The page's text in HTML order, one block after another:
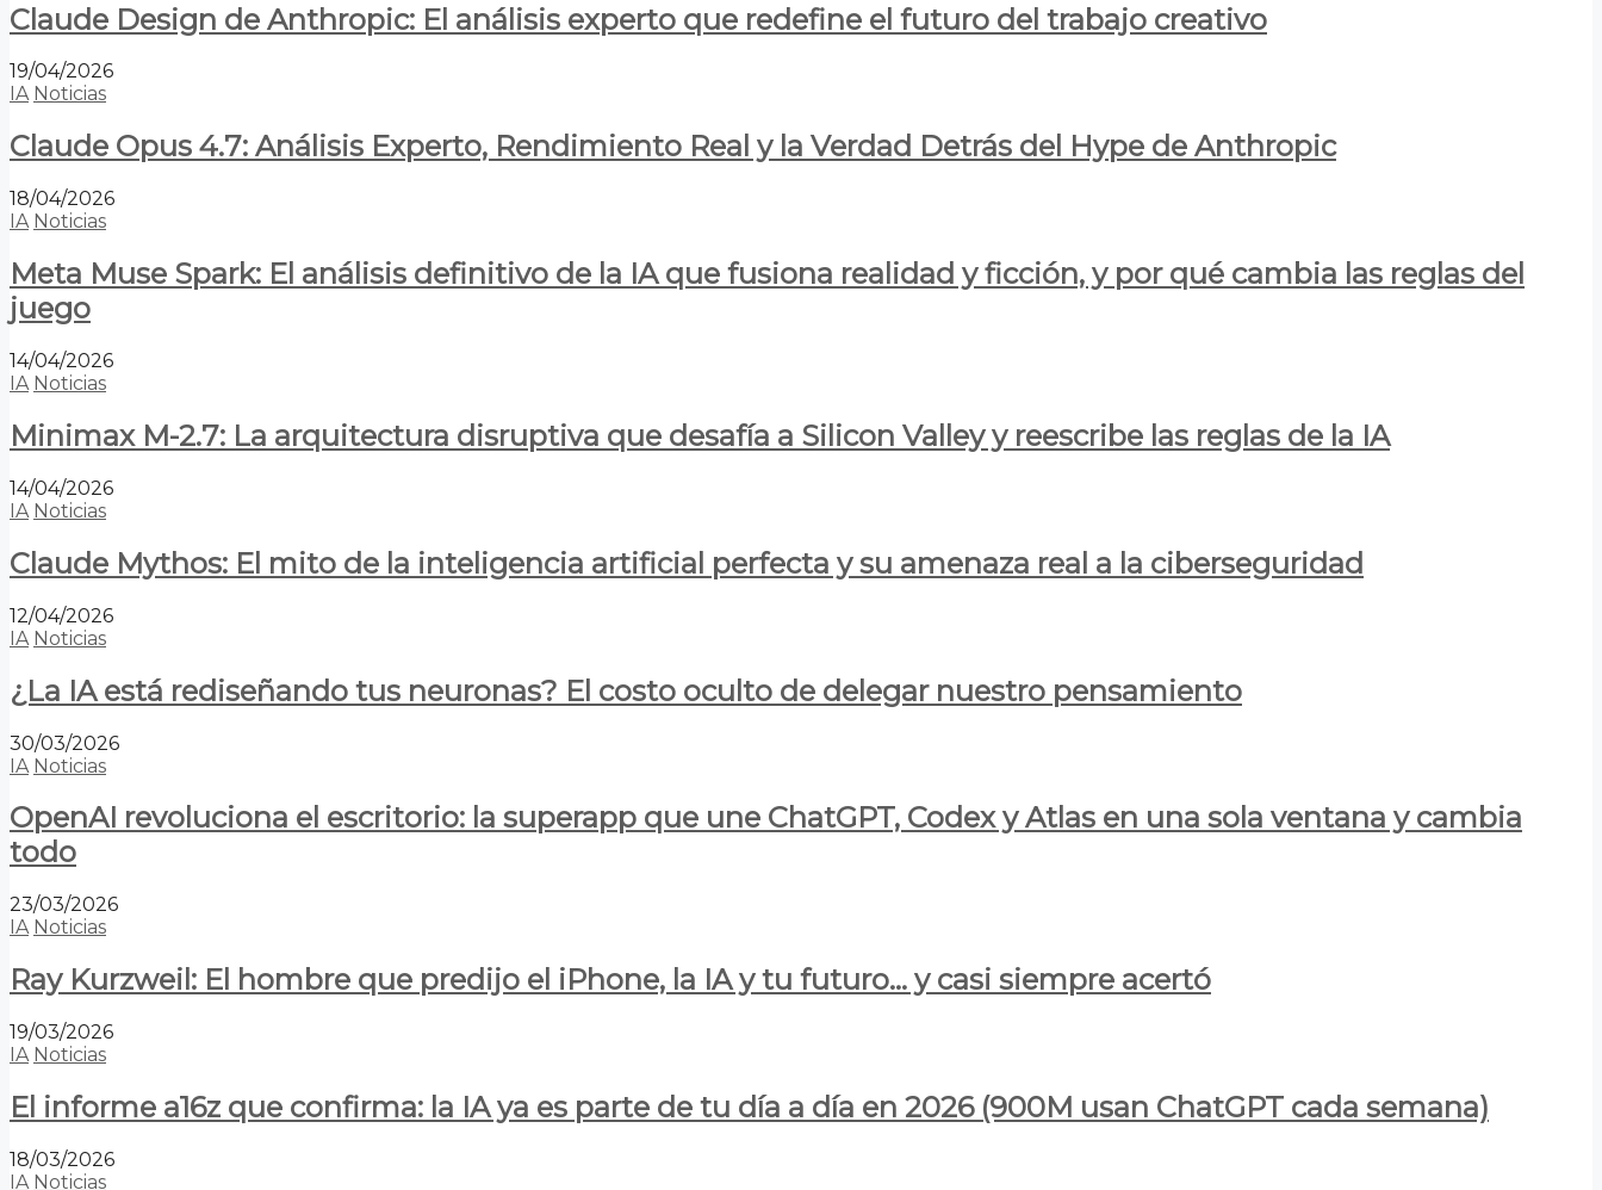
Claude Design de Anthropic: El análisis experto que redefine el futuro del trabajo creativo
19/04/2026
IA Noticias
Claude Opus 4.7: Análisis Experto, Rendimiento Real y la Verdad Detrás del Hype de Anthropic
18/04/2026
IA Noticias
Meta Muse Spark: El análisis definitivo de la IA que fusiona realidad y ficción, y por qué cambia las reglas del
juego
14/04/2026
IA Noticias
Minimax M-2.7: La arquitectura disruptiva que desafía a Silicon Valley y reescribe las reglas de la IA
14/04/2026
IA Noticias
Claude Mythos: El mito de la inteligencia artificial perfecta y su amenaza real a la ciberseguridad
12/04/2026
IA Noticias
¿La IA está rediseñando tus neuronas? El costo oculto de delegar nuestro pensamiento
30/03/2026
IA Noticias
OpenAI revoluciona el escritorio: la superapp que une ChatGPT, Codex y Atlas en una sola ventana y cambia
todo
23/03/2026
IA Noticias
Ray Kurzweil: El hombre que predijo el iPhone, la IA y tu futuro… y casi siempre acertó
19/03/2026
IA Noticias
El informe a16z que confirma: la IA ya es parte de tu día a día en 2026 (900M usan ChatGPT cada semana)
18/03/2026
IA Noticias